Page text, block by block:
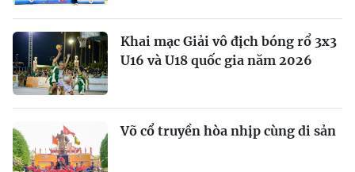
Khai mạc Giải vô địch bóng rổ 3x3
U16 và U18 quốc gia năm 2026
Võ cổ truyền hòa nhịp cùng di sản